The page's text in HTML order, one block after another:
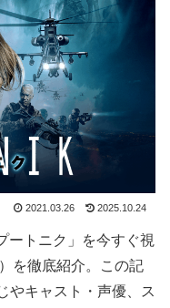
2021.03.26 2025.10.24
ートニク」を今すぐ視
を徹底紹介。この記
やキャスト・声優、ス